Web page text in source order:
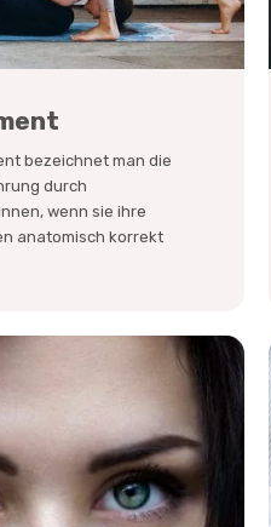
bezeichnet man die
durch
wenn sie ihre
anatomisch korrekt